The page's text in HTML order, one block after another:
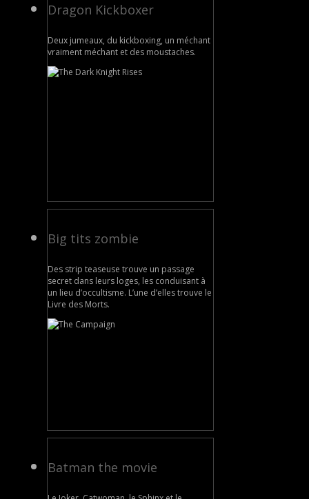
Dragon Kickboxer
Deux jumeaux, du kickboxing, un méchant
vraiment méchant et des moustaches.
Big tits zombie
Des strip teaseuse trouve un passage
secret dans leurs loges, les conduisant à
un lieu d’occultisme. L’une d’elles trouve le
Livre des Morts.
Batman the movie